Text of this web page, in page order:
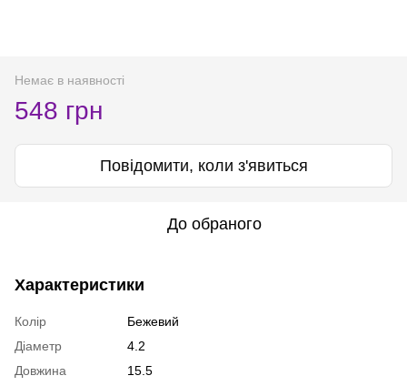
Немає в наявності
548 грн
Повідомити, коли з'явиться
До обраного
Характеристики
Колір
Бежевий
Діаметр
4.2
Довжина
15.5